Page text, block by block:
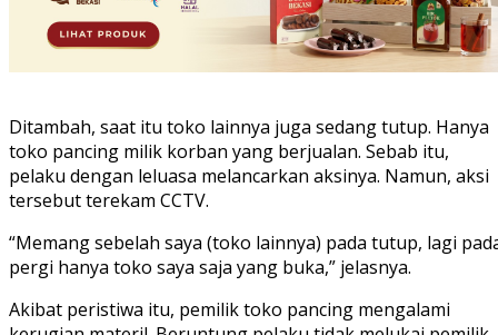
Ditambah, saat itu toko lainnya juga sedang tutup. Hanya
toko pancing milik korban yang berjualan. Sebab itu,
pelaku dengan leluasa melancarkan aksinya. Namun, aksi
tersebut terekam CCTV.
“Memang sebelah saya (toko lainnya) pada tutup, lagi
pergi hanya toko saya saja yang buka,” jelasnya.
Akibat peristiwa itu, pemilik toko pancing mengalami